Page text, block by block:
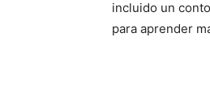
incluido un
para aprender